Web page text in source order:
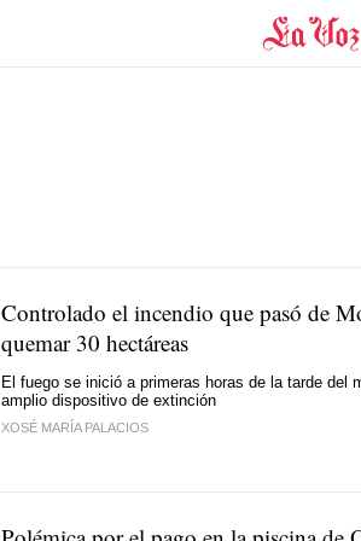
Controlado el incendio que pasó de
quemar 30 hectáreas
El fuego se inició a primeras horas de la tarde del
amplio dispositivo de extinción
XOSÉ MARÍA PALACIOS